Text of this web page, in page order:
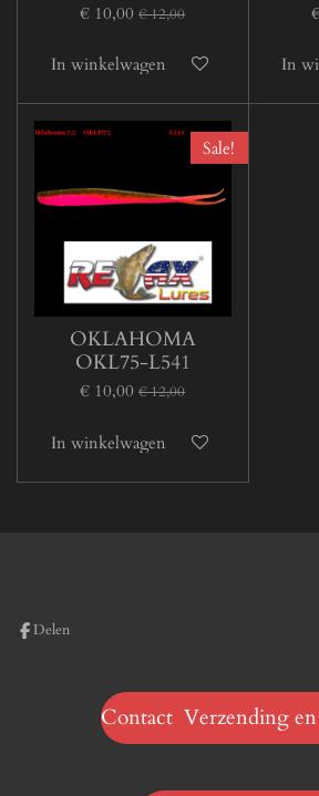
€ 10,00 € 12,00
In winkelwagen In
Sale!
OKLAHOMA
OKL75-L541
€ 10,00 € 12,00
In winkelwagen
Delen
Contact Verzending